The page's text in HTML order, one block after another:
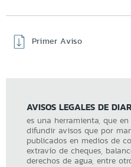
Primer Aviso
AVISOS LEGALES DE
es una herramienta, que
difundir avisos que por
publicados en medios de
extravío de cheques,
derechos de agua, entre